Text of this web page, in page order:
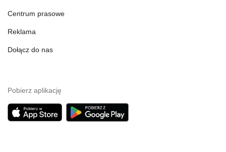
Centrum prasowe
Reklama
Dołącz do nas
Pobierz aplikację